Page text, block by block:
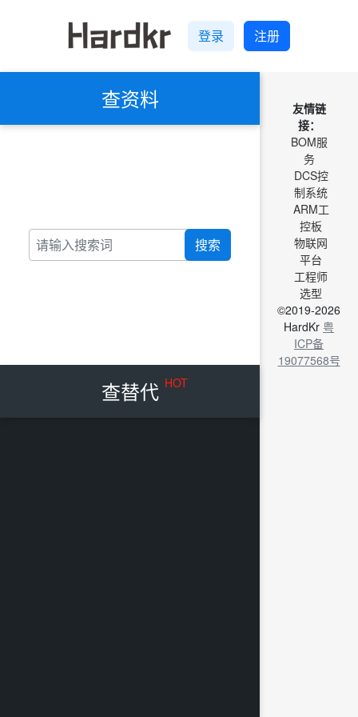
登录 注册
查资料
搜索
查替代 HOT
友情链
接：
BOM服
务
DCS控
制系统
ARM工
控板
物联网
平台
工程师
选型
©2019-2026
HardKr 粤
ICP备
19077568号